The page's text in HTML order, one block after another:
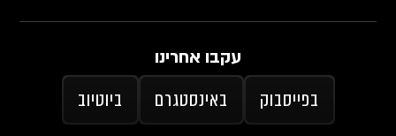
עקבו אחרינו
בפייסבוק באינסטגרם ביוטיוב